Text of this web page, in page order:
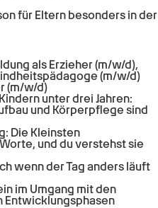
für Eltern besonders in der
als Erzieher (m/w/d),
(m/w/d)
(m/w/d)
unter drei Jahren:
und Körperpflege sind
Die Kleinsten
und du verstehst sie
wenn der Tag anders läuft
im Umgang mit den
Entwicklungsphasen